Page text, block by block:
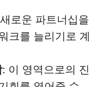
로운 파트너십을
크를 늘리기로 계
: 이 영역으로의 진